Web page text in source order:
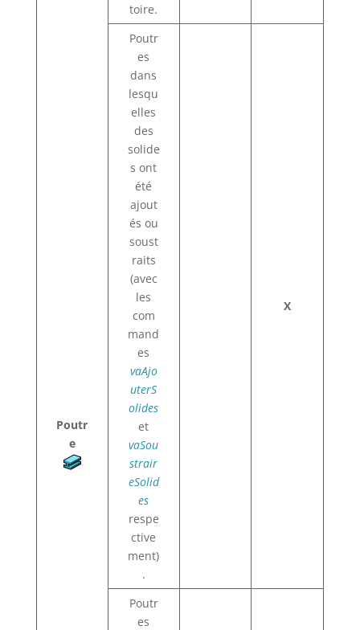
Poutr
e
toire.
Poutr
es
dans
lesqu
elles
des
solide
s ont
été
ajout
és ou
soust
raits
(avec
les
com
mand
es
vaAjo
uterS
olides
et
vaSou
strair
eSolid
es
respe
ctive
ment)
.
X
Poutr
es